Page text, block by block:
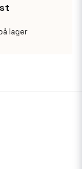
lager